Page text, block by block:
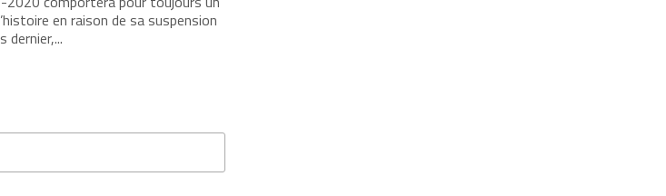
en raison de sa suspension
dernier,...